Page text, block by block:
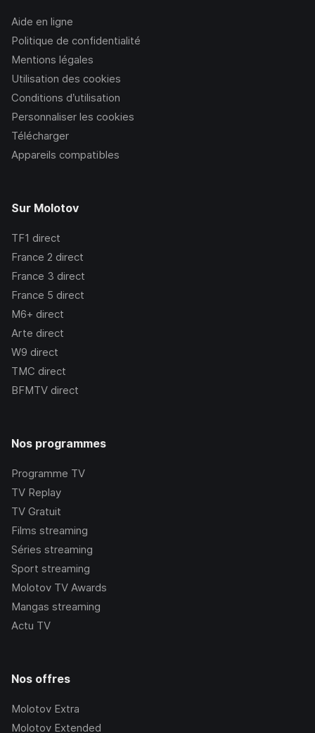
Aide en ligne
Politique de confidentialité
Mentions légales
Utilisation des cookies
Conditions d’utilisation
Personnaliser les cookies
Télécharger
Appareils compatibles
Sur Molotov
TF1 direct
France 2 direct
France 3 direct
France 5 direct
M6+ direct
Arte direct
W9 direct
TMC direct
BFMTV direct
Nos programmes
Programme TV
TV Replay
TV Gratuit
Films streaming
Séries streaming
Sport streaming
Molotov TV Awards
Mangas streaming
Actu TV
Nos offres
Molotov Extra
Molotov Extended